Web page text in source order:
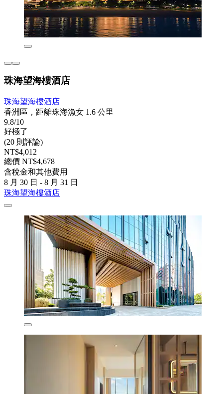
珠海望海樓酒店
珠海望海樓酒店
香洲區，距離珠海漁女 1.6 公里
9.8/10
好極了
(20 則評論)
NT$4,012
總價 NT$4,678
含稅金和其他費用
8 月 30 日 - 8 月 31 日
珠海望海樓酒店